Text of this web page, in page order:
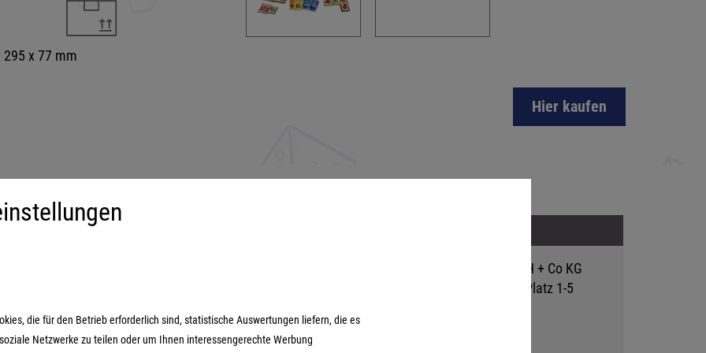
295 x 77 mm
Hier kaufen
Spiele
Datenschutzerklärung
Hutter Trade GmbH + Co KG
Bgm.-Landmann-Platz 1-5
die für den Betrieb erforderlich sind, statistische Auswertungen liefern, die es
Netzwerke zu teilen oder um Ihnen interessengerechte Werbung